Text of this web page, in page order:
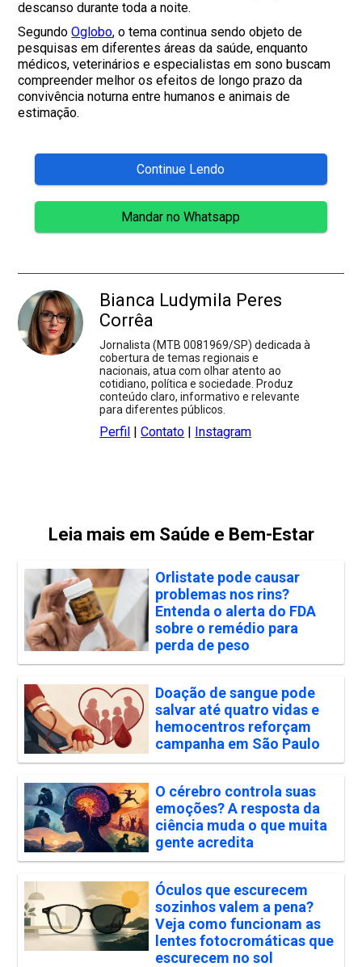
descanso durante toda a noite.
SegundoOglobo, o tema continua sendo objeto de
pesquisas em diferentes áreas da saúde, enquanto
médicos, veterinários e especialistas em sono buscam
compreender melhor os efeitos de longo prazo da
convivência noturna entre humanos e animais de
estimação.
Continue Lendo
Mandar no Whatsapp
Bianca Ludymila Peres
Corrêa
Jornalista (MTB 0081969/SP) dedicada à
cobertura de temas regionais e
nacionais, atua com olhar atento ao
cotidiano, política e sociedade. Produz
conteúdo claro, informativo e relevante
para diferentes públicos.
Perfil |Contato | Instagram
Leia mais em Saúde e Bem-Estar
Orlistate pode causar
problemas nos rins?
Entenda o alerta do FDA
sobre o remédio para
perda de peso
Doação de sangue pode
salvar até quatro vidas e
hemocentros reforçam
campanha em São Paulo
O cérebro controla suas
emoções? A resposta da
ciência muda o que muita
gente acredita
Óculos que escurecem
sozinhos valem a pena?
Veja como funcionam as
lentes fotocromáticas que
escurecem no sol